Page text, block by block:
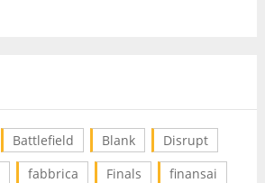
Battlefield Blank
Disrupt
fabbrica Finals
finansai